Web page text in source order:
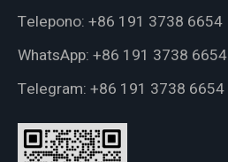
Telepono: +86 191 3738 6654
WhatsApp: +86 191 3738 6654
Telegram: +86 191 3738 6654